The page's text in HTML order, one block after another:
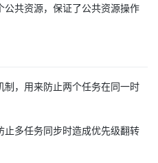
共资源，保证了公共资源操作
制，用来防止两个任务在同一时
止多任务同步时造成优先级翻转